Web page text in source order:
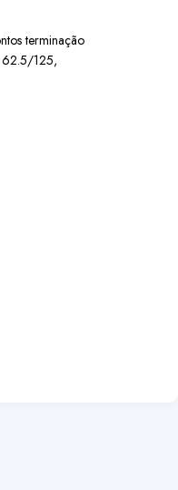
terminação
62.5/125,